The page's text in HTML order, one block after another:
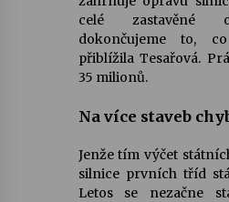
celé zastavěné
dokončujeme to,
přiblížila Tesařová.
35 milionů.
Na více staveb
Jenže tím výčet
silnice prvních tříd
Letos se nezačne